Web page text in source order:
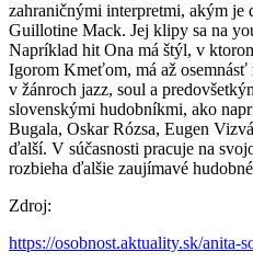
zahraničnými interpretmi, akým je
Guillotine Mack. Jej klipy sa na
Napríklad hit Ona má štýl, v
Igorom Kmeťom, má až
v žánroch jazz, soul a
slovenskými hudobníkmi, ako
Bugala, Oskar Rózsa, Eugen
ďalší. V súčasnosti pracuje na
rozbieha ďalšie zaujímavé
Zdroj:
https://osobnost.aktuality.sk/anita-